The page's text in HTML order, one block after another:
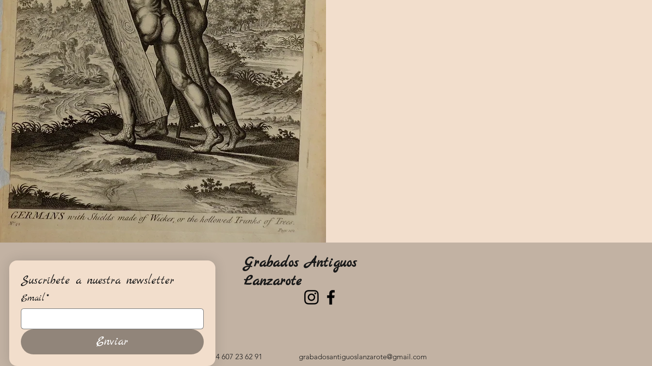
+34 607 23 62 91 grabadosantiguoslanzarote@gmail.com
Grabados Antiguos
Lanzarote
Suscríbete a nuestra newsletter
Email*
Enviar